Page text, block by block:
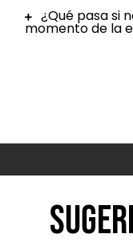
¿Qué pasa si
momento de la